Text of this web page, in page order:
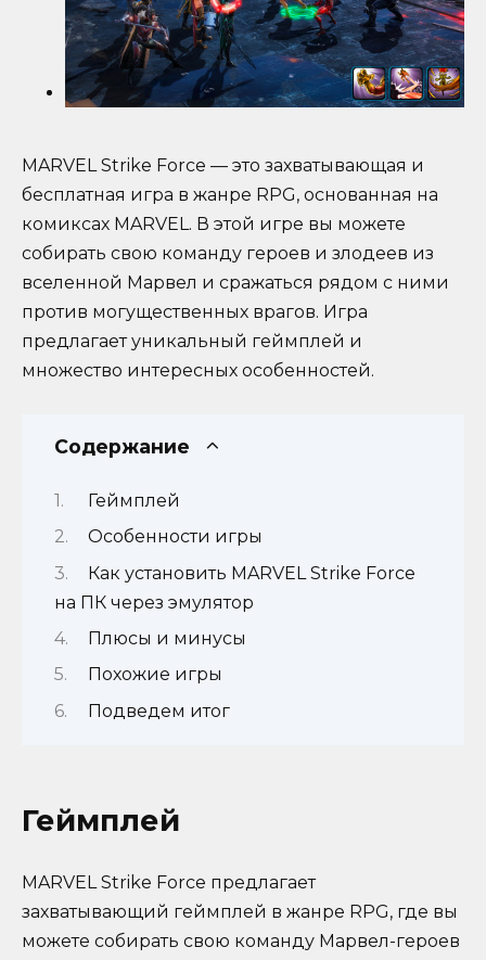
MARVEL Strike Force — это захватывающая и
бесплатная игра в жанре RPG, основанная на
комиксах MARVEL. В этой игре вы можете
собирать свою команду героев и злодеев из
вселенной Марвел и сражаться рядом с ними
против могущественных врагов. Игра
предлагает уникальный геймплей и
множество интересных особенностей.
Содержание
Геймплей
Особенности игры
Как установить MARVEL Strike Force
на ПК через эмулятор
Плюсы и минусы
Похожие игры
Подведем итог
Геймплей
MARVEL Strike Force предлагает
захватывающий геймплей в жанре RPG, где вы
можете собирать свою команду Марвел-героев